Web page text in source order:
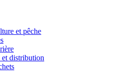
et pêche
distribution